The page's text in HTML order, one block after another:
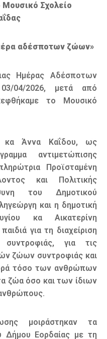
Σχολείο
αδέσποτων ζώων»
Ημέρας Αδέσποτων
04/2026, μετά από
το Μουσικό
κα Άννα Καΐδου, ως
αντιμετώπισης
Προϊσταμένη
και Πολιτικής
του Δημοτικού
και η δημοτική
κα Αικατερίνη
για τη διαχείριση
για τις
ζώων συντροφιάς και
τόσο των ανθρώπων
ζώα όσο και των ίδιων
μοιράστηκαν τα
Δήμου Εορδαίας με τη